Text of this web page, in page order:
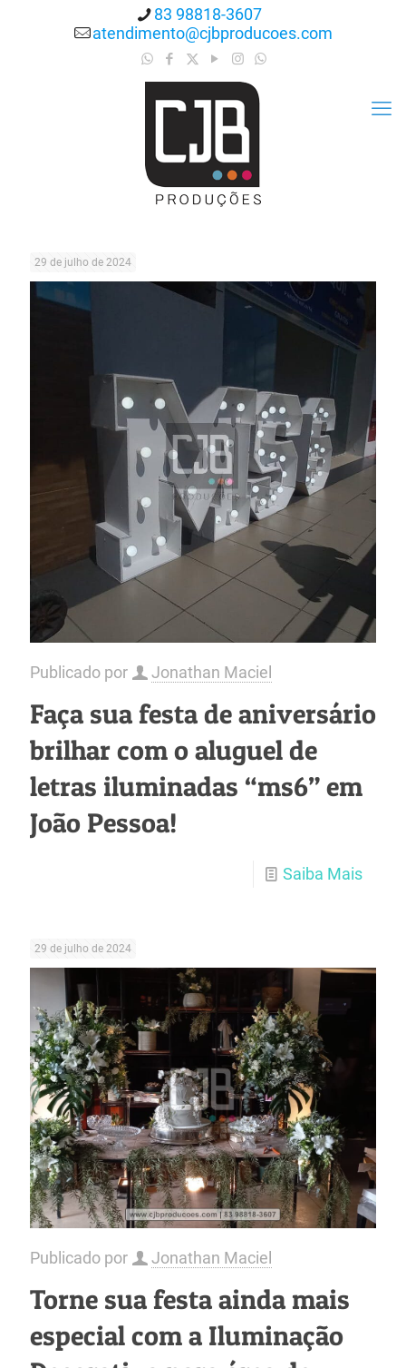
83 98818-3607
atendimento@cjbproducoes.com
29 de julho de 2024
Publicado por Jonathan Maciel
Faça sua festa de aniversário
brilhar com o aluguel de
letras iluminadas “ms6” em
João Pessoa!
Saiba Mais
29 de julho de 2024
Publicado por Jonathan Maciel
Torne sua festa ainda mais
especial com a Iluminação